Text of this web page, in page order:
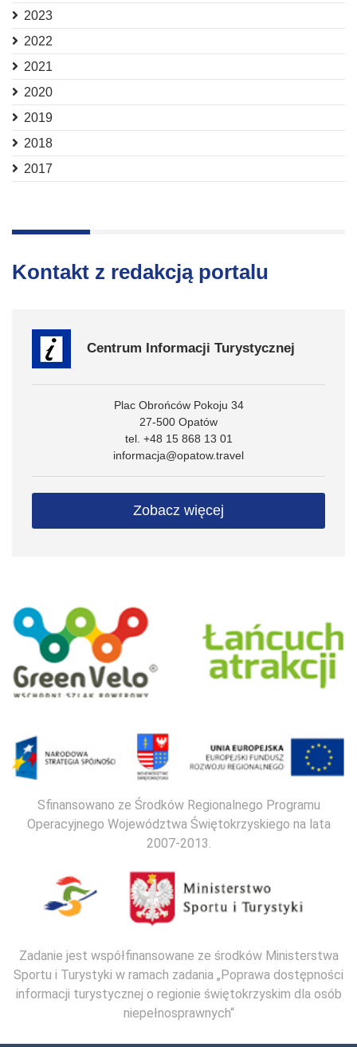
2023
2022
2021
2020
2019
2018
2017
Kontakt z redakcją portalu
Centrum Informacji Turystycznej
Plac Obrońców Pokoju 34
27-500 Opatów
tel. +48 15 868 13 01
informacja@opatow.travel
Zobacz więcej
Sfinansowano ze Środków Regionalnego Programu
Operacyjnego Województwa Świętokrzyskiego na lata
2007-2013.
Zadanie jest współfinansowane ze środków Ministerstwa
Sportu i Turystyki w ramach zadania „Poprawa dostępności
informacji turystycznej o regionie świętokrzyskim dla osób
niepełnosprawnych“